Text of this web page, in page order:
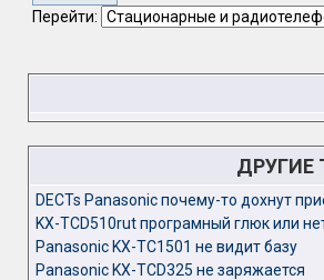
Перейти:
ДРУГИЕ
DECTs Panasonic почему-то дохнут
KX-TCD510rut програмный глюк или
Panasonic KX-TC1501 не видит базу
Panasonic KX-TCD325 не заряжается